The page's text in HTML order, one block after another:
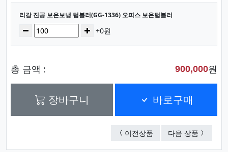
선택된 옵션
리갈 진공 보온보냉 텀블러(GG-1336) 오피스 보온텀블러
수량감소 증가+0원
총 금액 : 900,000원
장바구니 바로구매
이전상품 노블 스포츠물병(GG-
다음 상품 광고용